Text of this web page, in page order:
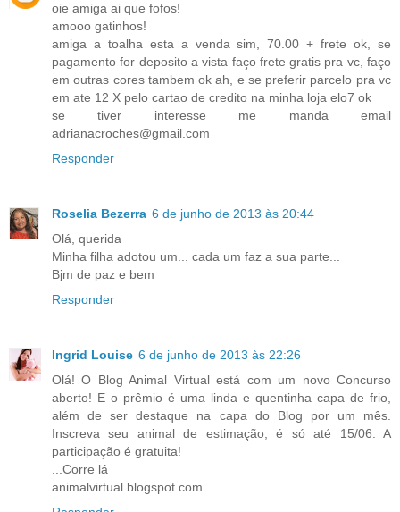
oie amiga ai que fofos!
amooo gatinhos!
amiga a toalha esta a venda sim, 70.00 + frete ok, se
pagamento for deposito a vista faço frete gratis pra vc, faço
em outras cores tambem ok ah, e se preferir parcelo pra vc
em ate 12 X pelo cartao de credito na minha loja elo7 ok
se tiver interesse me manda email
adrianacroches@gmail.com
Responder
Roselia Bezerra 6 de junho de 2013 às 20:44
Olá, querida
Minha filha adotou um... cada um faz a sua parte...
Bjm de paz e bem
Responder
Ingrid Louise 6 de junho de 2013 às 22:26
Olá! O Blog Animal Virtual está com um novo Concurso
aberto! E o prêmio é uma linda e quentinha capa de frio,
além de ser destaque na capa do Blog por um mês.
Inscreva seu animal de estimação, é só até 15/06. A
participação é gratuita!
...Corre lá
animalvirtual.blogspot.com